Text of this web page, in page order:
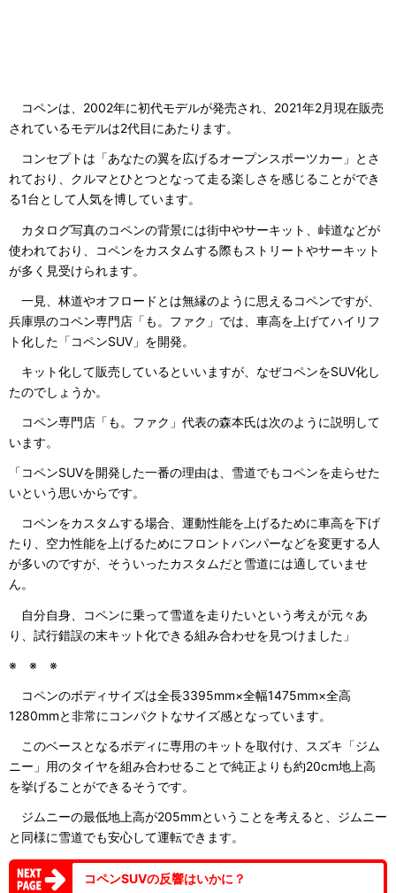
コペンは、2002年に初代モデルが発売され、2021年2月現在販売
されているモデルは2代目にあたります。
コンセプトは「あなたの翼を広げるオープンスポーツカー」とさ
れており、クルマとひとつとなって走る楽しさを感じることができ
る1台として人気を博しています。
カタログ写真のコペンの背景には街中やサーキット、峠道などが
使われており、コペンをカスタムする際もストリートやサーキット
が多く見受けられます。
一見、林道やオフロードとは無縁のように思えるコペンですが、
兵庫県のコペン専門店「も。ファク」では、車高を上げてハイリフ
ト化した「コペンSUV」を開発。
キット化して販売しているといいますが、なぜコペンをSUV化し
たのでしょうか。
コペン専門店「も。ファク」代表の森本氏は次のように説明して
います。
「コペンSUVを開発した一番の理由は、雪道でもコペンを走らせた
いという思いからです。
コペンをカスタムする場合、運動性能を上げるために車高を下げ
たり、空力性能を上げるためにフロントバンパーなどを変更する人
が多いのですが、そういったカスタムだと雪道には適していませ
ん。
自分自身、コペンに乗って雪道を走りたいという考えが元々あ
り、試行錯誤の末キット化できる組み合わせを見つけました」
※ ※ ※
コペンのボディサイズは全長3395mm×全幅1475mm×全高
1280mmと非常にコンパクトなサイズ感となっています。
このベースとなるボディに専用のキットを取付け、スズキ「ジム
ニー」用のタイヤを組み合わせることで純正よりも約20cm地上高
を挙げることができるそうです。
ジムニーの最低地上高が205mmということを考えると、ジムニー
と同様に雪道でも安心して運転できます。
コペンSUVの反響はいかに？